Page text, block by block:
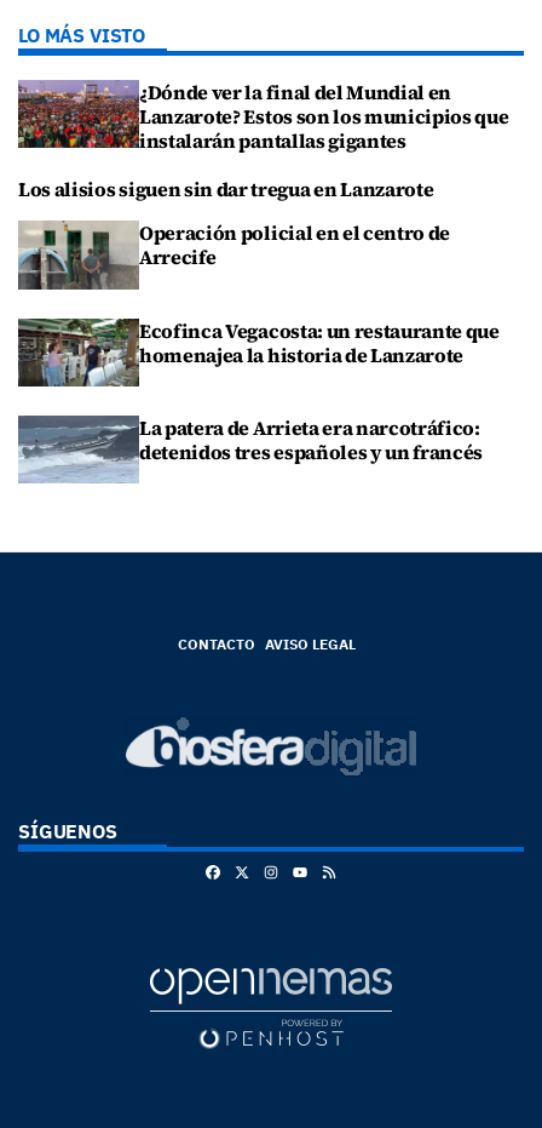
LO MÁS VISTO
¿Dónde ver la final del Mundial en
Lanzarote? Estos son los municipios que
instalarán pantallas gigantes
Los alisios siguen sin dar tregua en Lanzarote
Operación policial en el centro de
Arrecife
Ecofinca Vegacosta: un restaurante que
homenajea la historia de Lanzarote
La patera de Arrieta era narcotráfico:
detenidos tres españoles y un francés
CONTACTO AVISO LEGAL
SÍGUENOS
FacebookInstagram